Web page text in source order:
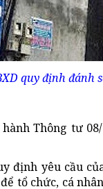
quy định đánh
Thông tư
định yêu cầu
tổ chức, cá